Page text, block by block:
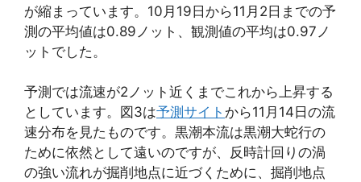
が縮まっています。10月19日から11月2日までの予
測の平均値は0.89ノット、観測値の平均は0.97ノ
ットでした。
予測では流速が2ノット近くまでこれから上昇する
としています。図3は予測サイト から11月14日の流
速分布を見たものです。黒潮本流は黒潮大蛇行の
ために依然として遠いのですが、反時計回りの渦
の強い流れが掘削地点に近づくために、掘削地点